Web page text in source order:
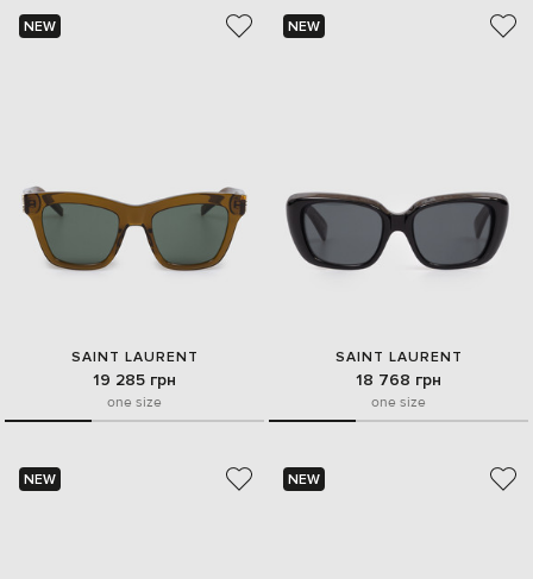
NEW
SAINT LAURENT
19 285 грн
one size
NEW
SAINT LAURENT
18 768 грн
one size
NEW NEW